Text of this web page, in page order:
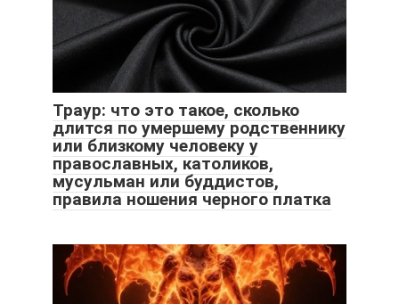
Траур: что это такое, сколько
длится по умершему родственнику
или близкому человеку у
православных, католиков,
мусульман или буддистов,
правила ношения черного платка